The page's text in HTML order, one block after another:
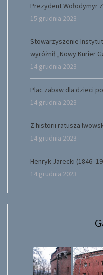
Prezydent Wołodymyr
15 grudnia 2023
Stowarzyszenie
wyróżnił „Nowy Kurier
14 grudnia 2023
Plac zabaw dla dzieci
14 grudnia 2023
Z historii ratusza
14 grudnia 2023
Henryk Jarecki
14 grudnia 2023